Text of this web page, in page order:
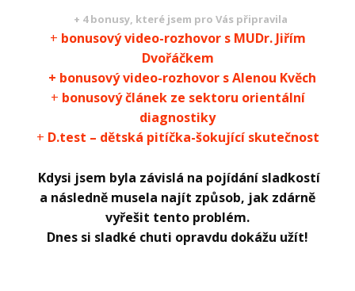
+ 4 bonusy, které jsem pro Vás připravila
+ bonusový video-rozhovor s MUDr. Jiřím
Dvořáčkem
+ bonusový video-rozhovor s Alenou Kvěch
+ bonusový článek ze sektoru orientální
diagnostiky
+ D.test – dětská pitíčka-šokující skutečnost
Kdysi jsem byla závislá na pojídání sladkostí
a následně musela najít způsob, jak zdárně
vyřešit tento problém.
Dnes si sladké chuti opravdu dokážu užít!